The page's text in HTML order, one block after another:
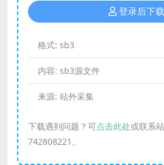
登录后下载
格式: sb3
内容: sb3源文件
来源: 站外采集
下载遇到问题？可点击此处或联系
742808221。